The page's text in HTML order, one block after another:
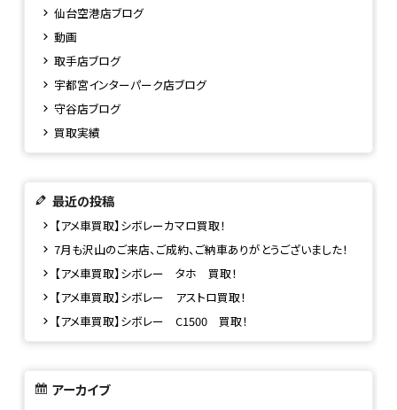
仙台空港店ブログ
動画
取手店ブログ
宇都宮インターパーク店ブログ
守谷店ブログ
買取実績
最近の投稿
【アメ車買取】シボレーカマロ買取！
7月も沢山のご来店、ご成約、ご納車ありがとうございました！
【アメ車買取】シボレー タホ 買取！
【アメ車買取】シボレー アストロ買取！
【アメ車買取】シボレー C1500 買取！
アーカイブ